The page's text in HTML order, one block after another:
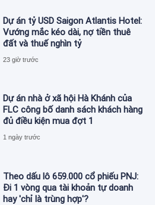
Dự án tỷ USD Saigon Atlantis Hotel:
Vướng mắc kéo dài, nợ tiền thuê
đất và thuế nghìn tỷ
23 giờ trước
Dự án nhà ở xã hội Hà Khánh của
FLC công bố danh sách khách hàng
đủ điều kiện mua đợt 1
1 ngày trước
Theo dấu lô 659.000 cổ phiếu PNJ:
Đi 1 vòng qua tài khoản tự doanh
hay 'chỉ là trùng hợp'?